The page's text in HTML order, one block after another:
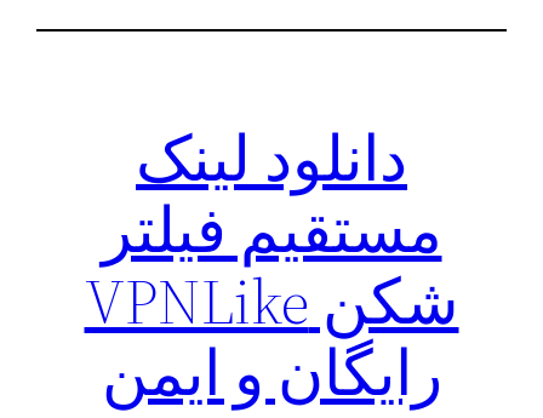
دانلود لینک
مستقیم فیلتر
شکن VPNLike
رایگان و ایمن